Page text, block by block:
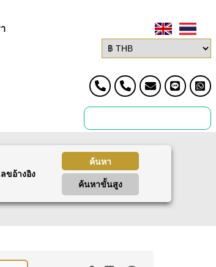
ค้นหา
ค้นหาขั้นสูง